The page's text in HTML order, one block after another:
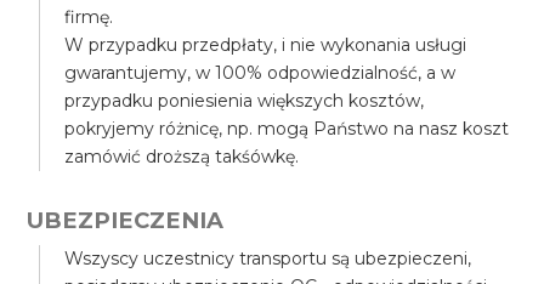
firmę.
W przypadku przedpłaty, i nie wykonania usługi
gwarantujemy, w 100% odpowiedzialność, a w
przypadku poniesienia większych kosztów,
pokryjemy różnicę, np. mogą Państwo na nasz koszt
zamówić droższą takśówkę.
UBEZPIECZENIA
Wszyscy uczestnicy transportu są ubezpieczeni,